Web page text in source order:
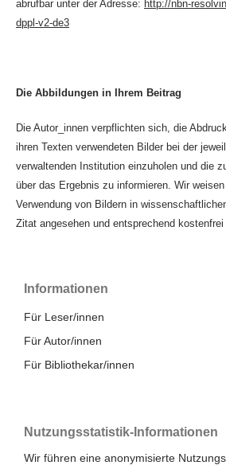
abrufbar unter der Adresse: http://nbn-
dppl-v2-de3
Die Abbildungen in Ihrem Beitrag
Die Autor_innen verpflichten sich, die
ihren Texten verwendeten Bilder bei der
verwaltenden Institution einzuholen und die
über das Ergebnis zu informieren. Wir
Verwendung von Bildern in
Zitat angesehen und entsprechend kostenfrei
Informationen
Für Leser/innen
Für Autor/innen
Für Bibliothekar/innen
Nutzungsstatistik-Informationen
Wir führen eine anonymisierte